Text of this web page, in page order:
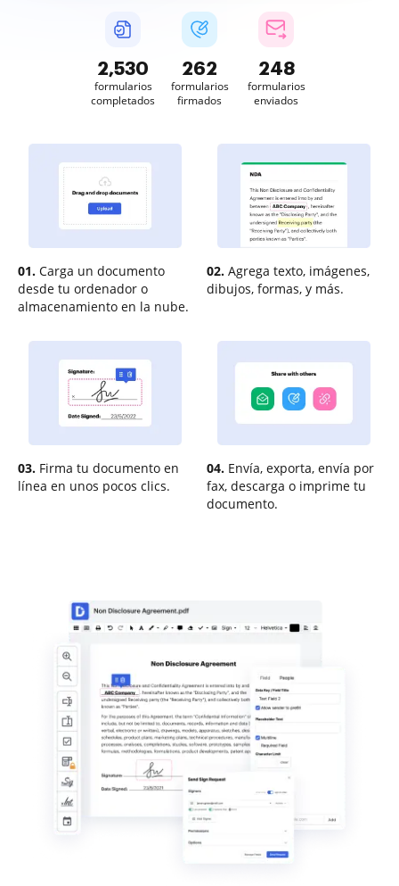
2,530
formularios
completados
262
formularios
firmados
248
formularios
enviados
01. Carga un documento
desde tu ordenador o
almacenamiento en la nube.
02. Agrega texto, imágenes,
dibujos, formas, y más.
03. Firma tu documento en
línea en unos pocos clics.
04. Envía, exporta, envía por
fax, descarga o imprime tu
documento.